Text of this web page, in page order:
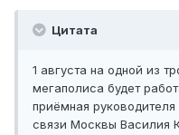
Цитата
1 августа на одной из
мегаполиса будет
приёмная
связи Москвы Василия